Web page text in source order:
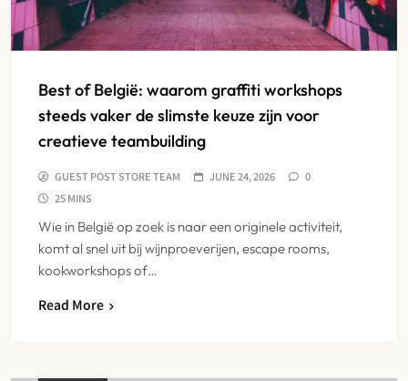
Best of België: waarom graffiti workshops
steeds vaker de slimste keuze zijn voor
creatieve teambuilding
GUEST POST STORE TEAM JUNE 24, 2026
0
25 MINS
Wie in België op zoek is naar een originele activiteit,
komt al snel uit bij wijnproeverijen, escape rooms,
kookworkshops of…
Read More